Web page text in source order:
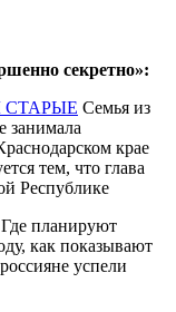
секретно»:
Семья из
занимала
крае
тем, что глава
Республике
Где планируют
как показывают
успели